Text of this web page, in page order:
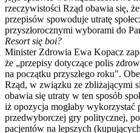
rzeczywistości Rząd obawia się,
przepisów spowoduje utratę
przyszłorocznymi wyborami do
Resort się boi?
Minister Zdrowia Ewa Kopacz
że „przepisy dotyczące polis
na początku przyszłego roku".
Rząd, w związku ze zbliżającymi
obawia się utraty w ten sposób
iż opozycja mogłaby wykorzystać
przedwyborczej gry politycznej,
pacjentów na lepszych